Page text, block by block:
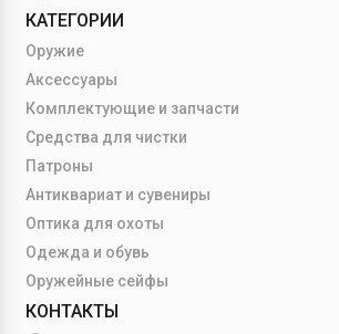
КАТЕГОРИИ
Оружие
Аксессуары
Комплектующие и запчасти
Средства для чистки
Патроны
Антиквариат и сувениры
Оптика для охоты
Одежда и обувь
Оружейные сейфы
КОНТАКТЫ